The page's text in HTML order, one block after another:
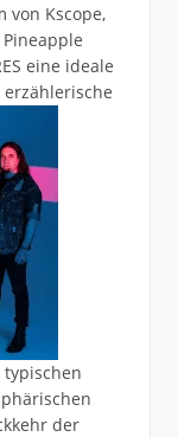
von Kscope,
eine ideale
erzählerische
der